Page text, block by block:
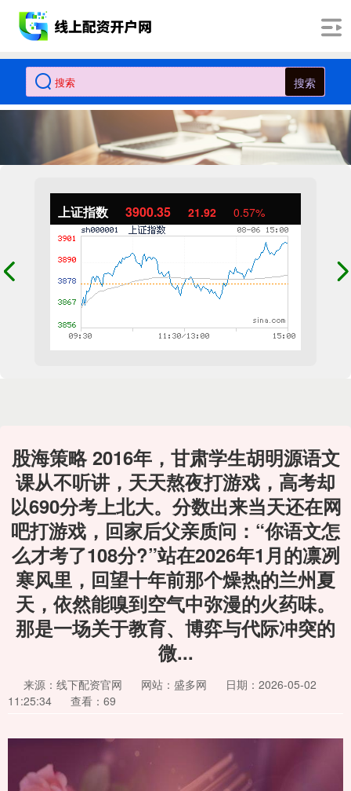
搜索
上证指数 3900.35 21.92 0.57%
股海策略 2016年，甘肃学生胡明源语文
课从不听讲，天天熬夜打游戏，高考却
以690分考上北大。分数出来当天还在网
吧打游戏，回家后父亲质问：“你语文怎
么才考了108分?”站在2026年1月的凛冽
寒风里，回望十年前那个燥热的兰州夏
天，依然能嗅到空气中弥漫的火药味。
那是一场关于教育、博弈与代际冲突的
微...
来源：线下配资官网 网站：盛多网
日期：2026-05-02
11:25:34
查看：69